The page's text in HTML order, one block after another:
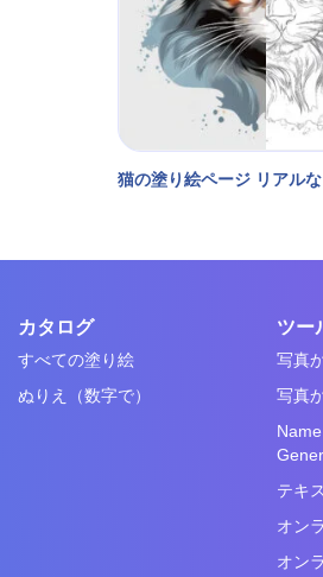
猫の塗り絵ページ リアルな
カタログ
すべての塗り絵
ぬりえ（数字で）
ツー
写真
写真
テキ
オン
オン